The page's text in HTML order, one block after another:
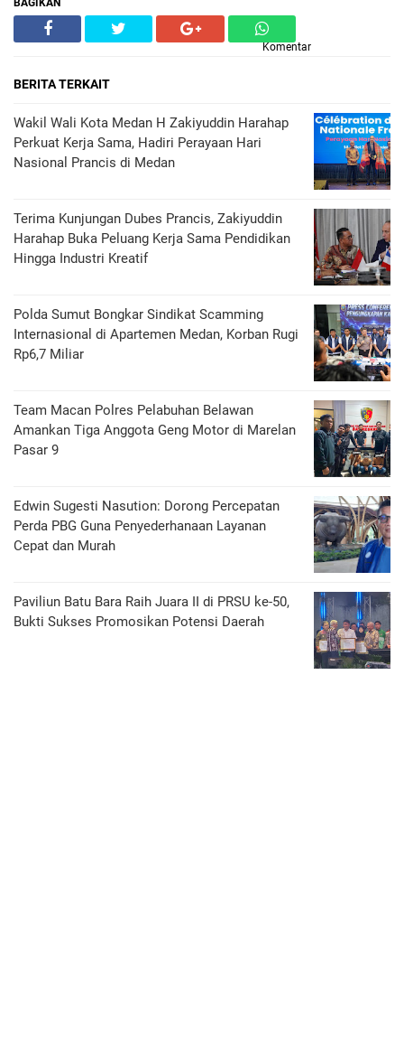
BAGIKAN
Komentar
BERITA TERKAIT
Wakil Wali Kota Medan H Zakiyuddin Harahap
Perkuat Kerja Sama, Hadiri Perayaan Hari
Nasional Prancis di Medan
Terima Kunjungan Dubes Prancis, Zakiyuddin
Harahap Buka Peluang Kerja Sama Pendidikan
Hingga Industri Kreatif
Polda Sumut Bongkar Sindikat Scamming
Internasional di Apartemen Medan, Korban Rugi
Rp6,7 Miliar
Team Macan Polres Pelabuhan Belawan
Amankan Tiga Anggota Geng Motor di Marelan
Pasar 9
Edwin Sugesti Nasution: Dorong Percepatan
Perda PBG Guna Penyederhanaan Layanan
Cepat dan Murah
Paviliun Batu Bara Raih Juara II di PRSU ke-50,
Bukti Sukses Promosikan Potensi Daerah